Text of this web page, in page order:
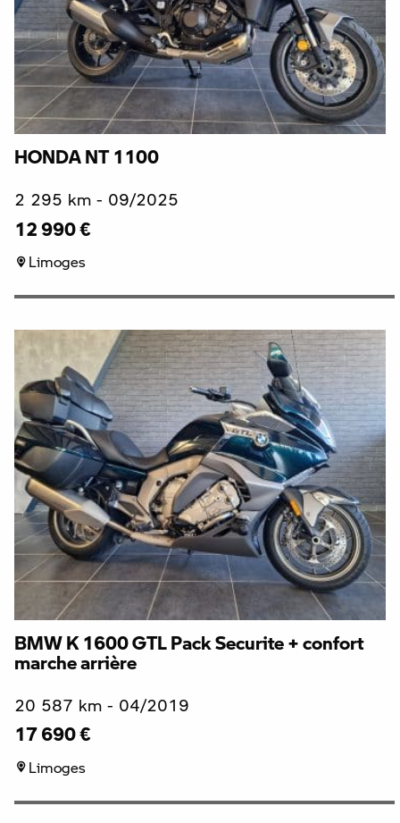
HONDA NT 1100
2 295 km - 09/2025
12 990 €
Limoges
BMW K 1600 GTL Pack Securite + confort
marche arrière
20 587 km - 04/2019
17 690 €
Limoges